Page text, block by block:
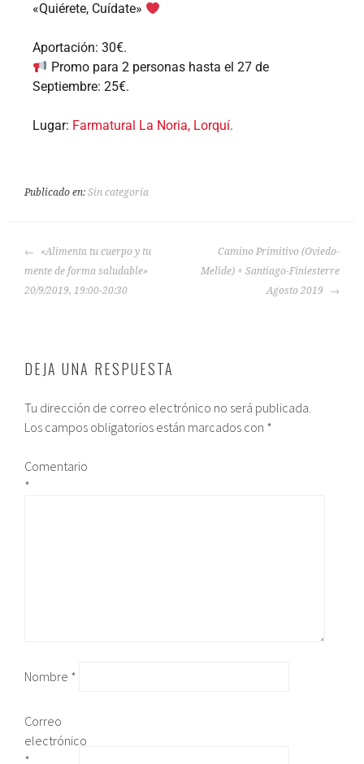
«Quiérete, Cuídate»
Aportación: 30€.
Promo para 2 personas hasta el 27 de
Septiembre: 25€.
Lugar: Farmatural La Noria, Lorquí.
Publicado en:Sin categoría
«Alimenta tu cuerpo y tu
mente de forma saludable»
20/9/2019, 19:00-20:30
Camino Primitivo (Oviedo-
Melide) + Santiago-Finiesterre
Agosto 2019
DEJA UNA RESPUESTA
Tu dirección de correo electrónico no será publicada.
Los campos obligatorios están marcados con *
Comentario
*
Nombre *
Correo
electrónico
*